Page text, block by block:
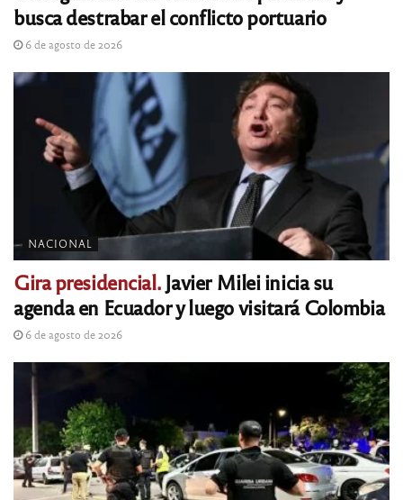
busca destrabar el conflicto portuario
6 de agosto de 2026
NACIONAL
Gira presidencial.Javier Milei inicia su
agenda en Ecuador y luego visitará Colombia
6 de agosto de 2026